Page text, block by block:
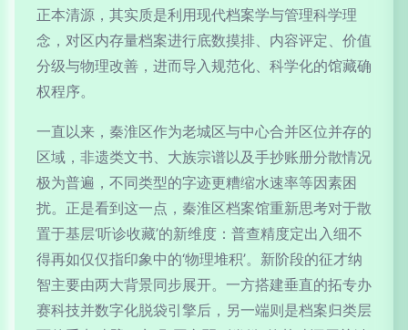
正本清源，其实质是利用现代档案学与管理科学理
念，对区内存量档案进行底数摸排、内容评定、价值
分级与物理改善，进而导入规范化、科学化的馆藏确
权程序。
一直以来，秦淮区作为老城区与中心合并区位并存的
区域，非遗类文书、大族宗谱以及手抄账册分散情况
极为普遍，不同类型的字迹更糟缩水速率等因素困
扰。正是看到这一点，秦淮区档案馆重新思考对于散
置于基层‘听诊收藏’的新维度：普查精度定出入细不
得再如仅仅指印象中的‘物理堆积’。新阶段的征才纳
智主要由两大背景同步展开。一方搭建垂直的拓专办
赛科技并数字化脱袋引擎后，另一端则是档案归类层